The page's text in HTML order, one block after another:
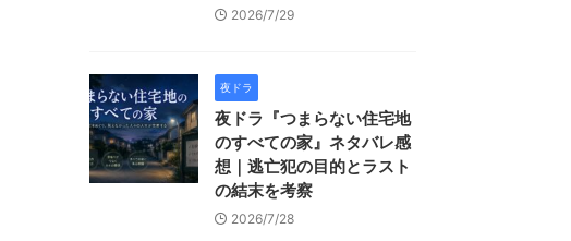
2026/7/29
夜ドラ
夜ドラ『つまらない住宅地
のすべての家』ネタバレ感
想｜逃亡犯の目的とラスト
の結末を考察
2026/7/28